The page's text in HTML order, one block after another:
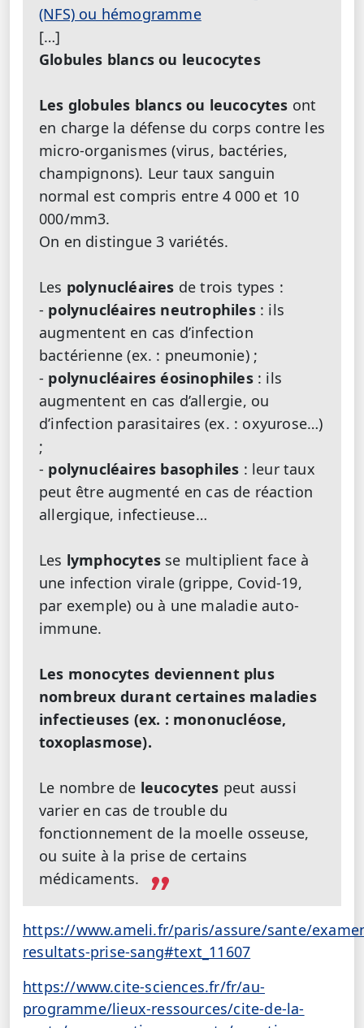
(NFS) ou hémogramme
[…]
Globules blancs ou leucocytes
Les globules blancs ou leucocytes ont
en charge la défense du corps contre les
micro-organismes (virus, bactéries,
champignons). Leur taux sanguin
normal est compris entre 4 000 et 10
000/mm3.
On en distingue 3 variétés.
Les polynucléaires de trois types :
- polynucléaires neutrophiles: ils
augmentent en cas d’infection
bactérienne (ex. : pneumonie) ;
- polynucléaires éosinophiles: ils
augmentent en cas d’allergie, ou
d’infection parasitaires (ex. : oxyurose…)
;
- polynucléaires basophiles : leur taux
peut être augmenté en cas de réaction
allergique, infectieuse…
Les lymphocytes se multiplient face à
une infection virale (grippe, Covid-19,
par exemple) ou à une maladie auto-
immune.
Les monocytes deviennent plus
nombreux durant certaines maladies
infectieuses (ex. : mononucléose,
toxoplasmose).
Le nombre de leucocytes peut aussi
varier en cas de trouble du
fonctionnement de la moelle osseuse,
ou suite à la prise de certains
médicaments.
https://www.ameli.fr/paris/assure/sante/
resultats-prise-sang#text_11607
https://www.cite-sciences.fr/fr/au-
programme/lieux-ressources/cite-de-la-